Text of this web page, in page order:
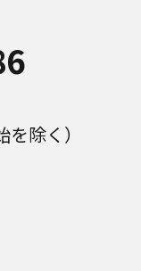
除く）